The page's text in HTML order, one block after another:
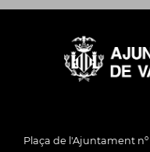
Plaça de l'Ajuntament nº